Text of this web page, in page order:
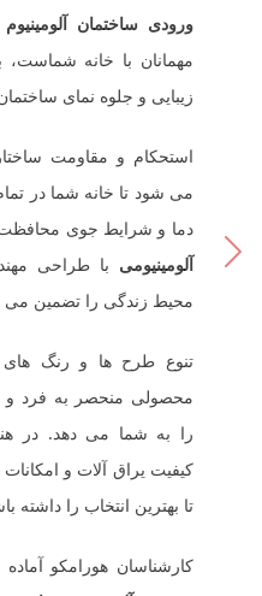
ورودی ساختمان آلومینیوم
مهمانان با خانه شماست،
زیبایی و جلوه نمای
استحکام و مقاومت
می ‌شود تا خانه شما در
دما و شرایط جوی
آلومینیومی با طراحی
محیط زندگی را تضمین می‌
تنوع طرح‌ ها و رنگ ‌های
محصولی منحصر به فرد و
را به شما می ‌دهد. در
کیفیت یراق ‌آلات و
تا بهترین انتخاب را داشته
کارشناسان هورامکو آماده‌
Previous